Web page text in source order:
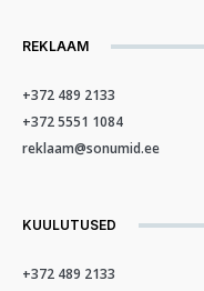
REKLAAM
+372 489 2133
+372 5551 1084
reklaam@sonumid.ee
KUULUTUSED
+372 489 2133